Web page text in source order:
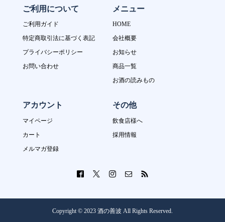
ご利用について
ご利用ガイド
特定商取引法に基づく表記
プライバシーポリシー
お問い合わせ
メニュー
HOME
会社概要
お知らせ
商品一覧
お酒の読みもの
アカウント
マイページ
カート
メルマガ登録
その他
飲食店様へ
採用情報
Copyright © 2023 酒の善波 All Rights Reserved.